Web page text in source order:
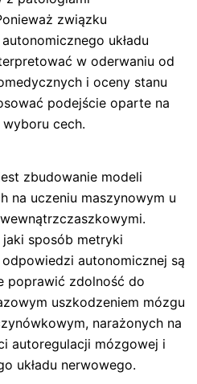
związku
układu
w oderwaniu od
i oceny stanu
podejście oparte na
cech.
zbudowanie modeli
na uczeniu maszynowym u
jaki sposób metryki
autonomicznej są
poprawić zdolność do
uszkodzeniem mózgu
narażonych na
autoregulacji mózgowej i
układu nerwowego.